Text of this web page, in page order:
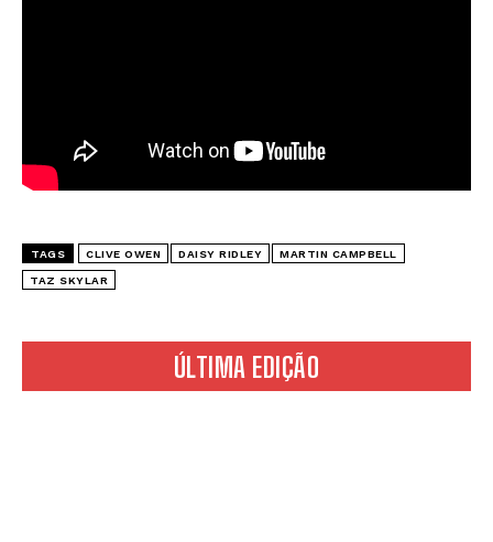
ÚLTIMA EDIÇÃO
TAGS CLIVE OWEN DAISY RIDLEY MARTIN CAMPBELL
TAZ SKYLAR